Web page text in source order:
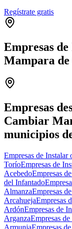
Regístrate gratis
Empresas
Mampara de
−
Empresas
Cambiar
municipios
Empresas de
ToríoEmpresas de
AcebedoEmpresas
del Infantado
AlmanzaEmpresas
ArcahuejaEmpresas
ArdónEmpresas de
ArganzaEmpresas